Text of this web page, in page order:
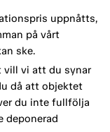
uppnåtts,
på vårt
ske.
vill vi att du synar
då att objektet
du inte fullfölja
deponerad